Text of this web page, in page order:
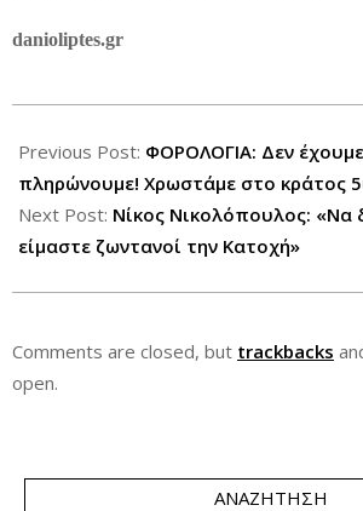
danioliptes.gr
03-
28
Previous Post: ΦΟΡΟΛΟΓΙΑ: Δεν
πληρώνουμε! Χρωστάμε στο κράτος
Next Post: Νίκος Νικολόπουλος: «Να
είμαστε ζωντανοί την Κατοχή»
Comments are closed, but trackbacks
open.
ΑΝΑΖΉΤΗΣΗ